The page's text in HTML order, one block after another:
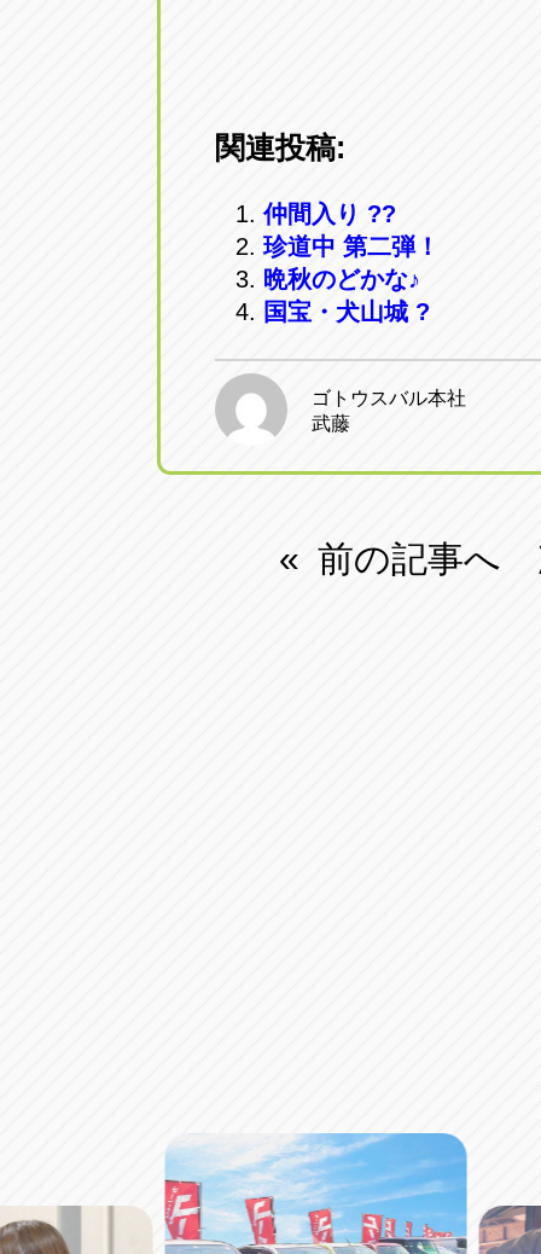
関連投稿:
仲間入り ??
珍道中 第二弾！
晩秋のどかな♪
国宝・犬山城 ?
ゴトウスバル本社
武藤
« 前の記事へ